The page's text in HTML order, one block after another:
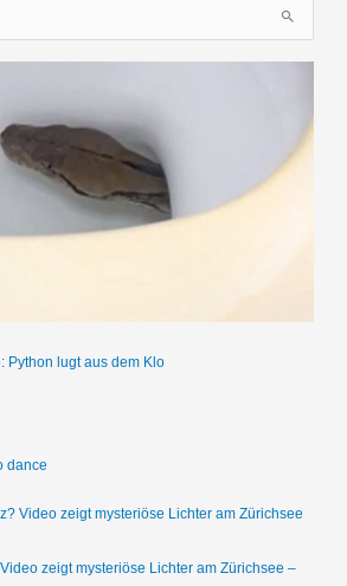
Python lugt aus dem Klo
dance
zeigt mysteriöse Lichter am Zürichsee –